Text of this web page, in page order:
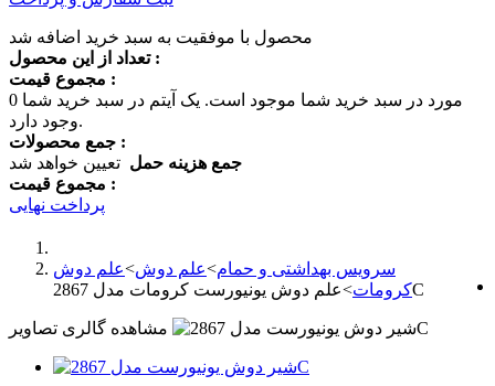
محصول با موفقیت به سبد خرید اضافه شد
تعداد از این محصول :
مجموع قیمت :
0
مورد در سبد خرید شما موجود است. یک آیتم در سبد خرید شما
وجود دارد.
جمع محصولات :
جمع هزینه حمل تعیین خواهد شد
مجموع قیمت :
پرداخت نهایی
سرویس بهداشتی و حمام>علم دوش>علم دوش
کرومات> علم دوش یونیورست کرومات مدل 2867C
مشاهده گالری تصاویر